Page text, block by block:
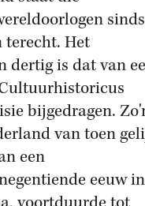
sinds
terecht. Het
dertig is dat van
bijgedragen.
van toen
een
eeuw in